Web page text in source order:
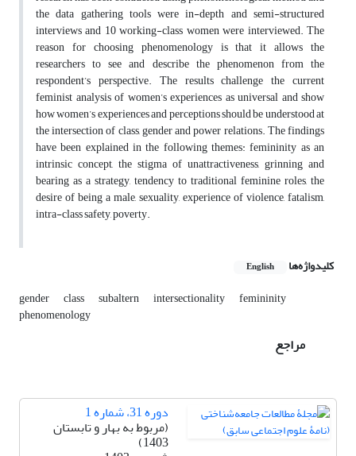
the data gathering tools were in-depth and semi-structured
interviews and 10 working-class women were interviewed. The
reason for choosing phenomenology is that it allows the
researchers to see and describe the phenomenon from the
respondent’s perspective. The results challenge the current
feminist analysis of women’s experiences as universal and show
how women’s experiences and perceptions should be understood at
the intersection of class, gender and power relations. The findings
have been explained in the following themes: femininity as an
intrinsic concept, the stigma of unattractiveness, grinning and
bearing as a strategy, tendency to traditional feminine roles, the
desire of being a male, sexuality, experience of violence, fatalism,
intra-class safety, poverty.
کلیدواژه‌ها English
gender class subaltern intersectionality femininity
phenomenology
مراجع
دوره 31، شماره 1
(مربوط به بهار و تابستان
1403)